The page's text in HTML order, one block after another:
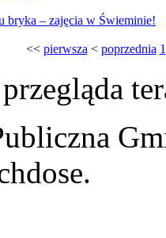
bryka – zajęcia w Świeminie!
<< pierwsza< poprzednia 1